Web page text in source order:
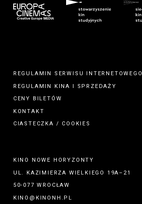
REGULAMIN SERWISU INTERNETOWEGO
REGULAMIN KINA I
SPRZEDAŻY
CENY BILETÓW
KONTAKT
CIASTECZKA / COOKIES
KINO NOWE HORYZONTY
UL. KAZIMIERZA WIELKIEGO 19A–21
50-077 WROCŁAW
KINO@KINONH.PL